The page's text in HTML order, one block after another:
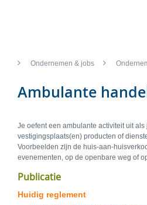
Ondernemen & jobs
Ambulante
Je oefent een ambulante activiteit uit als
vestigingsplaats(en) producten of
Voorbeelden zijn de huis-aan-
evenementen, op de openbare weg of
Publicatie
Huidig reglement